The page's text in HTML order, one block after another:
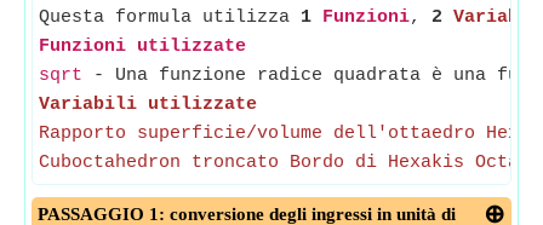
Questa formula utilizza 1 Funzioni, 2
Funzioni utilizzate
sqrt - Una funzione radice quadrata è una
Variabili utilizzate
Rapporto superficie/volume dell'ottaedro
Cuboctahedron troncato Bordo di Hexakis
PASSAGGIO 1: conversione degli ingressi in unità di